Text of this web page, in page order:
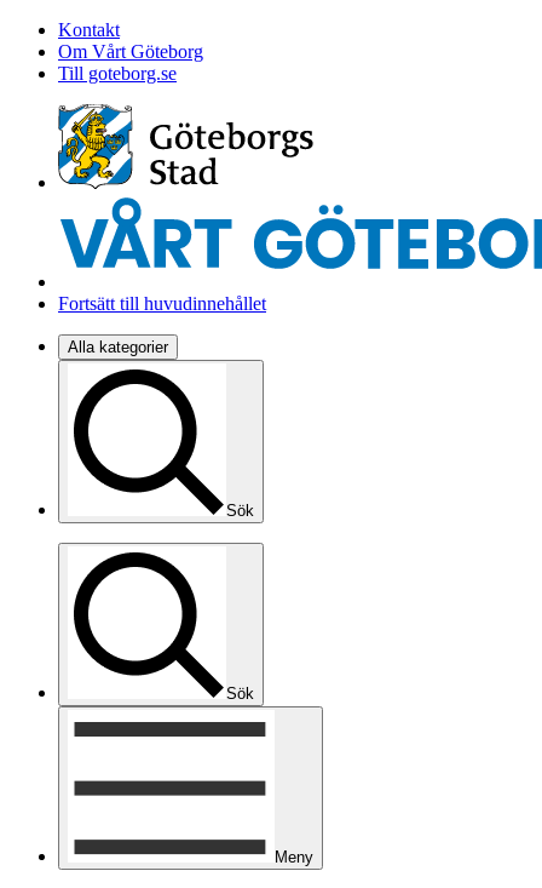
Kontakt
Om Vårt Göteborg
Till goteborg.se
Fortsätt till huvudinnehållet
Alla kategorier
Sök
Sök
Meny